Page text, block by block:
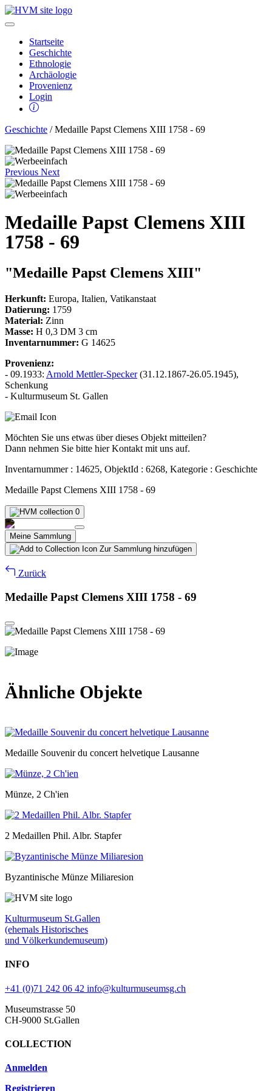
Startseite
Geschichte
Ethnologie
Archäologie
Provenienz
Login
Geschichte / Medaille Papst Clemens XIII 1758 - 69
Previous Next
Medaille Papst Clemens XIII
1758 - 69
"Medaille Papst Clemens XIII"
Herkunft: Europa, Italien, Vatikanstaat
Datierung: 1759
Material: Zinn
Masse: H 0,3 DM 3 cm
Inventarnummer: G 14625
Provenienz:
- 09.1933: Arnold Mettler-Specker(31.12.1867-26.05.1945),
Schenkung
- Kulturmuseum St. Gallen
Möchten Sie uns etwas über dieses Objekt mitteilen?
Dann nehmen Sie bitte hier Kontakt mit uns auf.
Inventarnummer : 14625, ObjektId : 6268, Kategorie : Geschichte
Medaille Papst Clemens XIII 1758 - 69
0
Meine Sammlung
Zur Sammlung hinzufügen
Zurück
Medaille Papst Clemens XIII 1758 - 69
Ähnliche Objekte
Medaille Souvenir du concert helvetique Lausanne
Münze, 2 Ch'ien
2 Medaillen Phil. Albr. Stapfer
Byzantinische Münze Miliaresion
Kulturmuseum St.Gallen
(ehemals Historisches
und Völkerkundemuseum)
INFO
+41 (0)71 242 06 42 info@kulturmuseumsg.ch
Museumstrasse 50
CH-9000 St.Gallen
COLLECTION
Anmelden
Registrieren